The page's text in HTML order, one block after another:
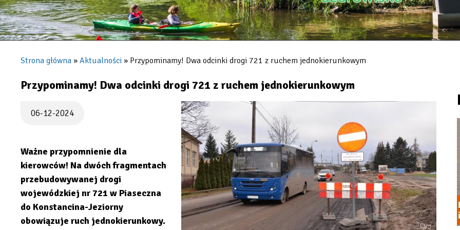
nawigacyjna
Strona główna Aktualności Przypominamy! Dwa odcinki drogi 721 z ruchem jednokierunkowym
Przypominamy! Dwa odcinki drogi 721 z ruchem jednokierunkowym
06-12-2024
Ważne przypomnienie dla
kierowców! Na dwóch fragmentach
przebudowywanej drogi
wojewódzkiej nr 721 w Piaseczna
do Konstancina-Jeziorny
obowiązuje ruch jednokierunkowy.